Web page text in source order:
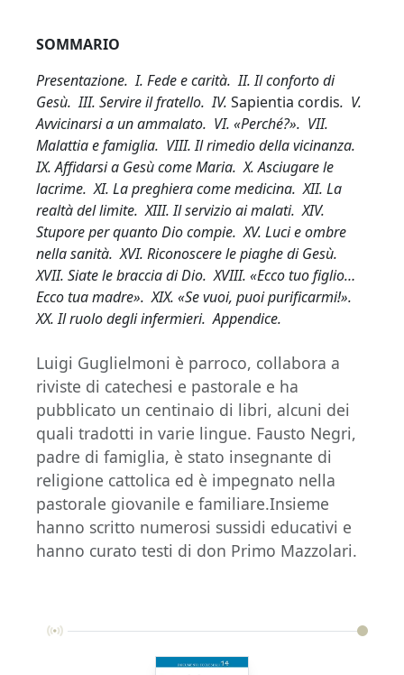
SOMMARIO
Presentazione. I. Fede e carità. II. Il conforto di
Gesù. III. Servire il fratello. IV. Sapientia cordis. V.
Avvicinarsi a un ammalato. VI. «Perché?». VII.
Malattia e famiglia. VIII. Il rimedio della vicinanza.
IX. Affidarsi a Gesù come Maria. X. Asciugare le
lacrime. XI. La preghiera come medicina. XII. La
realtà del limite. XIII. Il servizio ai malati. XIV.
Stupore per quanto Dio compie. XV. Luci e ombre
nella sanità. XVI. Riconoscere le piaghe di Gesù.
XVII. Siate le braccia di Dio. XVIII. «Ecco tuo figlio…
Ecco tua madre». XIX. «Se vuoi, puoi purificarmi!».
XX. Il ruolo degli infermieri. Appendice.
Luigi Guglielmoni è parroco, collabora a
riviste di catechesi e pastorale e ha
pubblicato un centinaio di libri, alcuni dei
quali tradotti in varie lingue. Fausto Negri,
padre di famiglia, è stato insegnante di
religione cattolica ed è impegnato nella
pastorale giovanile e familiare.Insieme
hanno scritto numerosi sussidi educativi e
hanno curato testi di don Primo Mazzolari.